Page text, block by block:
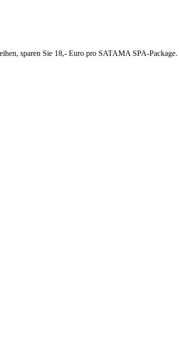
sparen Sie 18,- Euro pro SATAMA SPA-Package.